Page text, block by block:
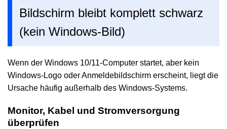
Bildschirm bleibt komplett schwarz
(kein Windows-Bild)
Wenn der Windows 10/11-Computer startet, aber kein
Windows-Logo oder Anmeldebildschirm erscheint, liegt die
Ursache häufig außerhalb des Windows-Systems.
Monitor, Kabel und Stromversorgung
überprüfen